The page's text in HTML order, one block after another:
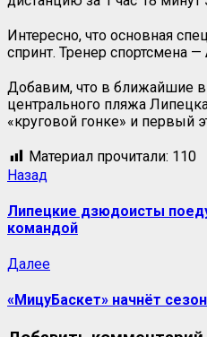
Интересно, что основная
спринт. Тренер спортсмена —
Добавим, что в ближайшие
центрального пляжа
«круговой гонке» и первый
Материал прочитали: 110
Назад
Липецкие дзюдоисты
командой
Далее
«МицуБаскет» начнёт